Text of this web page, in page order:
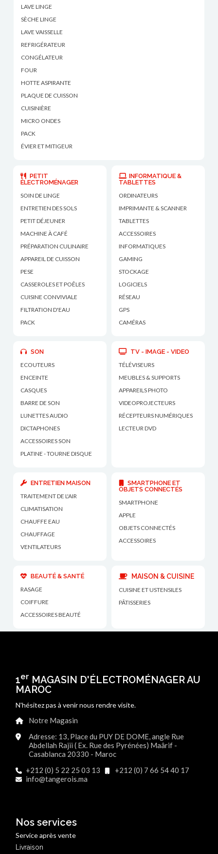
LAVE LINGE
SÈCHE LINGE
LAVE VAISSELLE
REFRIGÉRATEUR
CONGÉLATEUR
FOUR
HOTTE ASPIRANTE
PLAQUE DE CUISSON
CUISINIÈRE
MICRO ONDES
PACK
ÉVIER ET MITIGEUR
PETIT
ÉLECTROMÉNAGER
SOIN DE LINGE
ENTRETIEN DES SOLS
PETIT DÉJEUNER
MACHINE À CAFÉ
PRÉPARATION CULINAIRE
APPAREIL DE CUISSON
PESE
CASSEROLES ET POÊLES
CUISINE CONVIVIALE
FILTRATION D'EAU
PACK
INFORMATIQUE &
TABLETTES
ORDINATEURS
IMPRIMANTE & SCANNER
TABLETTES
ACCESSOIRES
INFORMATIQUES
GAMING
STOCKAGE
LOGICIELS
RÉSEAU
GPS
CAMÉRAS
SON
ECOUTEURS
ENCEINTE
CASQUES
BARRE DE SON
LUNETTES AUDIO
DICTAPHONES
ACCESSOIRES SON
PLATINE - TOURNE DISQUE
TV - IMAGE - VIDEO
TÉLÉVISEURS
MEUBLES & SUPPORTS
APPAREILS PHOTO
VIDEOPROJECTEURS
RÉCEPTEURS NUMÉRIQUES
LECTEUR DVD
ENTRETIEN MAISON
TRAITEMENT DE L'AIR
CLIMATISATION
CHAUFFE EAU
CHAUFFAGE
VENTILATEURS
SMARTPHONE ET
OBJETS CONNECTÉS
SMARTPHONE
APPLE
OBJETS CONNECTÉS
ACCESSOIRES
BEAUTÉ & SANTÉ
RASAGE
COIFFURE
ACCESSOIRES BEAUTÉ
MAISON & CUISINE
CUISINE ET USTENSILES
PÂTISSERIES
1er MAGASIN D'ÉLECTROMÉNAGER AU
MAROC
N'hésitez pas à venir nous rendre visite.
Notre Magasin
Adresse: 13, Place du PUY DE DOME, angle Rue
Abdellah Rajii ( Ex. Rue des Pyrénées) Maârif -
Casablanca 20330 - Maroc
+212 (0) 5 22 25 03 13
+212 (0) 7 66 54 40 17
info@tangerois.ma
Nos services
Service après vente
Livraison